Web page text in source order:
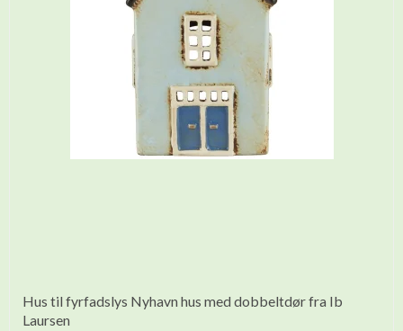
Hus til fyrfadslys Nyhavn hus med dobbeltdør fra Ib
Laursen